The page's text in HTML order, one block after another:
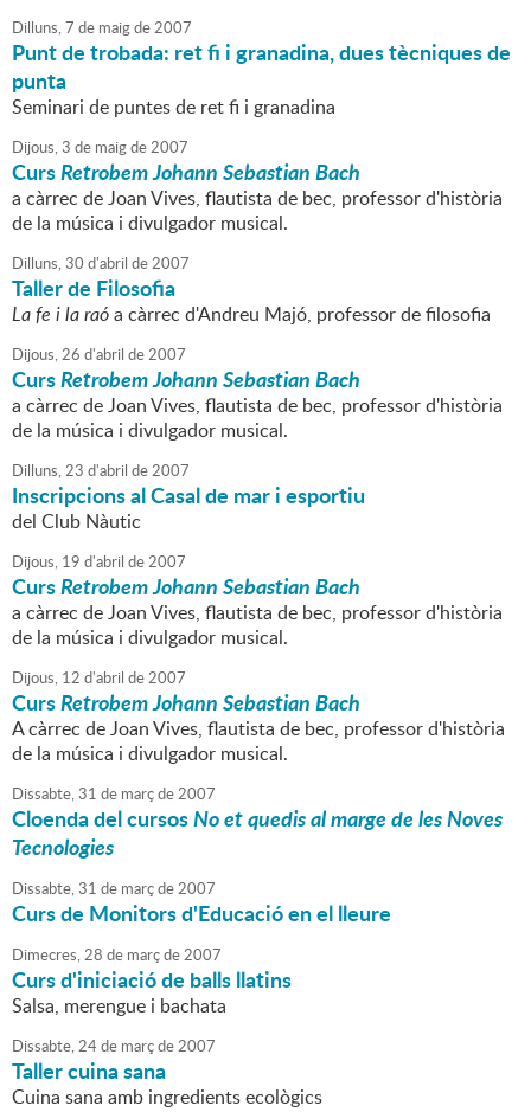
Dilluns,7 de maigde2007
Punt de trobada: ret fi i granadina, dues tècniques de
punta
Seminari de puntes de ret fi i granadina
Dijous,3 de maigde2007
CursRetrobem Johann Sebastian Bach
a càrrec de Joan Vives, flautista de bec, professor d'història
de la música i divulgador musical.
Dilluns,30 d'abril de2007
Taller de Filosofia
La fe i la raóa càrrec d'Andreu Majó, professor de filosofia
Dijous,26 d'abril de2007
CursRetrobem Johann Sebastian Bach
a càrrec de Joan Vives, flautista de bec, professor d'història
de la música i divulgador musical.
Dilluns,23 d'abril de2007
Inscripcions al Casal de mar i esportiu
del Club Nàutic
Dijous, 19 d'abril de2007
CursRetrobem Johann Sebastian Bach
a càrrec de Joan Vives, flautista de bec, professor d'història
de la música i divulgador musical.
Dijous, 12 d'abril de2007
CursRetrobem Johann Sebastian Bach
A càrrec de Joan Vives, flautista de bec, professor d'història
de la música i divulgador musical.
Dissabte,31 de marçde2007
Cloenda del cursosNo et quedis al marge de les Noves
Tecnologies
Dissabte,31 de marçde2007
Curs de Monitors d'Educació en el lleure
Dimecres,28 de marçde2007
Curs d'iniciació de balls llatins
Salsa, merengue i bachata
Dissabte,24de marçde2007
Taller cuina sana
Cuina sana amb ingredients ecològics